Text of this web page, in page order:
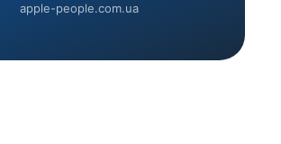
apple-people.com.ua